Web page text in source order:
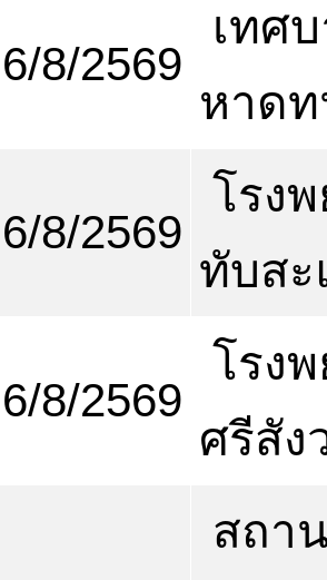
6/8/2569
เทศ
หาด
6/8/2569
โรง
ทับสะ
6/8/2569
โรง
ศรีสัง
สถา